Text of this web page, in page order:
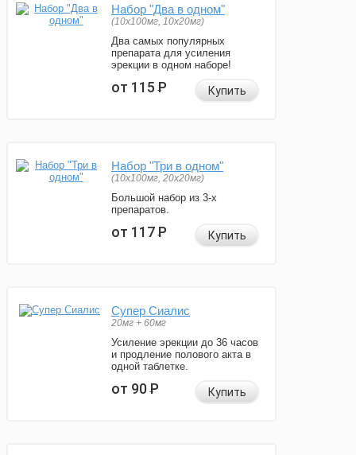
Набор "Два в одном"
(10x100мг, 10x20мг)
Два самых популярных
препарата для усиления
эрекции в одном наборе!
от 115Р Купить
Набор "Три в одном"
(10x100мг, 20x20мг)
Большой набор из 3-х
препаратов.
от 117Р Купить
Супер Сиалис
20мг + 60мг
Усиление эрекции до 36 часов
и продление полового акта в
одной таблетке.
от 90Р Купить